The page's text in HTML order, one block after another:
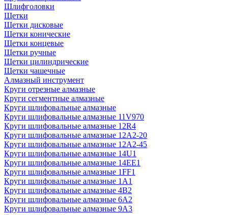
Шлифголовки
Щетки
Щетки дисковые
Щетки конические
Щетки концевые
Щетки ручные
Щетки цилиндрические
Щетки чашечные
Алмазный инструмент
Круги отрезные алмазные
Круги сегментные алмазные
Круги шлифовальные алмазные
Круги шлифовальные алмазные 11V970
Круги шлифовальные алмазные 12R4
Круги шлифовальные алмазные 12А2-20
Круги шлифовальные алмазные 12А2-45
Круги шлифовальные алмазные 14U1
Круги шлифовальные алмазные 14ЕЕ1
Круги шлифовальные алмазные 1FF1
Круги шлифовальные алмазные 1А1
Круги шлифовальные алмазные 4В2
Круги шлифовальные алмазные 6A2
Круги шлифовальные алмазные 9А3